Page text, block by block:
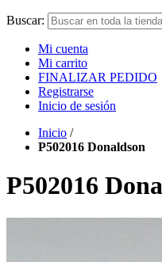
Buscar:
Mi cuenta
Mi carrito
FINALIZAR PEDIDO
Registrarse
Inicio de sesión
Inicio /
P502016 Donaldson
P502016